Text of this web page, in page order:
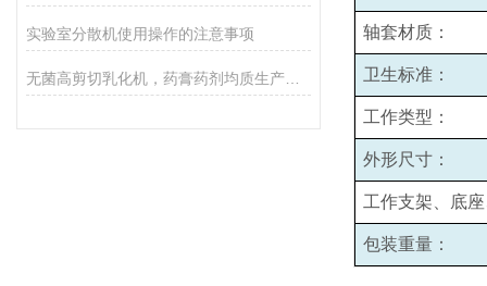
实验室分散机使用操作的注意事项 轴套材质：
卫生标准：
工作类型：
外形尺寸：
工作支架、底
包装重量：